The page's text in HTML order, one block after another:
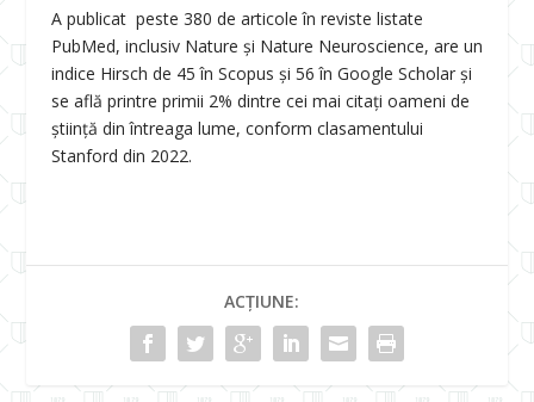
A publicat peste 380 de articole în reviste listate
PubMed, inclusiv Nature și Nature Neuroscience, are un
indice Hirsch de 45 în Scopus și 56 în Google Scholar și
se află printre primii 2% dintre cei mai citați oameni de
știință din întreaga lume, conform clasamentului
Stanford din 2022.
ACȚIUNE: